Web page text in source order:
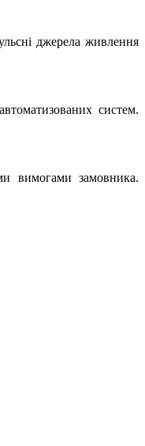
джерела живлення
систем.
вимогами замовника.